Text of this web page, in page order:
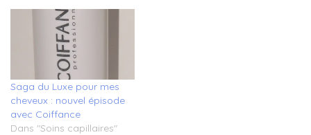
Saga du Luxe pour mes
cheveux : nouvel épisode
avec Coiffance
Dans "Soins capillaires"